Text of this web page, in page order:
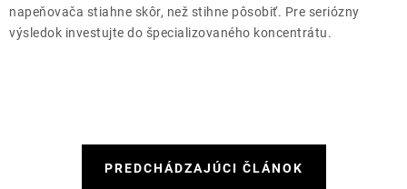
napeňovača stiahne skôr, než stihne pôsobiť. Pre seriózny
výsledok investujte do špecializovaného koncentrátu.
PREDCHÁDZAJÚCI ČLÁNOK